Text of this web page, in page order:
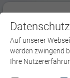
Auf unserer
werden zwingend
Ihre